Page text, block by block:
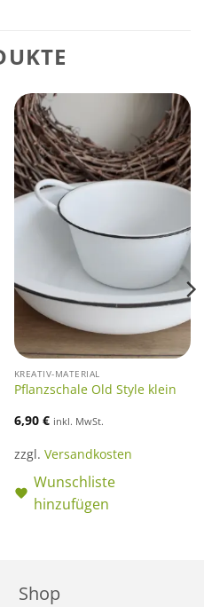
KREATIV-MATERIAL
Pflanzschale Old Style klein
6,90 € inkl. MwSt.
zzgl. Versandkosten
Wunschliste
hinzufügen
Shop